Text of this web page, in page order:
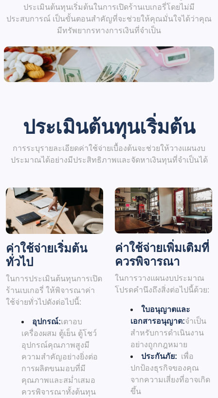
ประเมินต้นทุนเริ่มต้นในการเปิดร้านเบเกอรี่โดยไม่มี
ประสบการณ์ เป็นขั้นตอนสำคัญที่จะช่วยให้คุณมั่นใจได้ว่าคุณ
มีทรัพยากรทางการเงินที่จำเป็น
ประเมินต้นทุนเริ่มต้น
การระบุรายละเอียดค่าใช้จ่ายเบื้องต้นจะช่วยให้วางแผนงบ
ประมาณได้อย่างมีประสิทธิภาพและจัดหาเงินทุนที่จำเป็นได้
ค่าใช้จ่ายเริ่มต้น
ทั่วไป
ในการประเมินต้นทุนการเปิด
ร้านเบเกอรี่ ให้พิจารณาค่า
ใช้จ่ายทั่วไปดังต่อไปนี้:
อุปกรณ์:เตาอบ
เครื่องผสม ตู้เย็น ตู้โชว์
อุปกรณ์คุณภาพสูงมี
ความสำคัญอย่างยิ่งต่อ
การผลิตขนมอบที่มี
คุณภาพและสม่ำเสมอ
ควรพิจารณาทั้งต้นทุน
ค่าใช้จ่ายเพิ่มเติมที่
ควรพิจารณา
ในการวางแผนงบประมาณ
โปรดคำนึงถึงสิ่งต่อไปนี้ด้วย:
ใบอนุญาตและ
เอกสารอนุญาต:จำเป็น
สำหรับการดำเนินงาน
อย่างถูกกฎหมาย
ประกันภัย: เพื่อ
ปกป้องธุรกิจของคุณ
จากความเสี่ยงที่อาจเกิด
ขึ้น